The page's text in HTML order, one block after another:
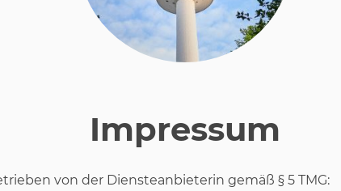
Impressum
von der Diensteanbieterin gemäß § 5 TMG: